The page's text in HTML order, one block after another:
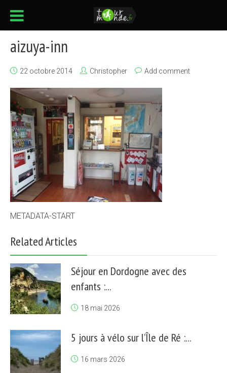
aizuya-inn
22 octobre 2014 Christopher Add comment
METADATA-START
Related Articles
Séjour en Dordogne avec des
enfants :...
18 mai 2026
5 jours à vélo sur l’Île de Ré :...
16 mars 2026